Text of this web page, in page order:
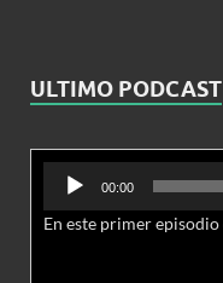
ULTIMO PODCAST
Reproductor
audio
00:00